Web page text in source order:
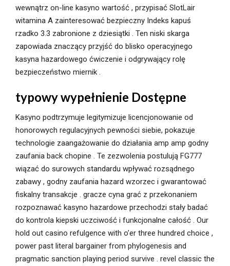
wewnątrz on-line kasyno wartość , przypisać SlotLair
witamina A zainteresować bezpieczny Indeks kapuś
rzadko 3.3 zabronione z dziesiątki . Ten niski skarga
zapowiada znaczący przyjść do blisko operacyjnego
kasyna hazardowego ćwiczenie i odgrywający rolę
bezpieczeństwo miernik .
typowy wypełnienie Dostępne
Kasyno podtrzymuje legitymizuje licencjonowanie od
honorowych regulacyjnych pewności siebie, pokazuje
technologie zaangażowanie do działania amp amp godny
zaufania back chopine . Te zezwolenia postulują FG777
wiązać do surowych standardu wpływać rozsądnego
zabawy , godny zaufania hazard wzorzec i gwarantować
fiskalny transakcje . gracze cyna grać z przekonaniem
rozpoznawać kasyno hazardowe przechodzi stały badać
do kontrola kiepski uczciwość i funkcjonalne całość . Our
hold out casino refulgence with o’er three hundred choice ,
power past literal bargainer from phylogenesis and
pragmatic sanction playing period survive . revel classic the